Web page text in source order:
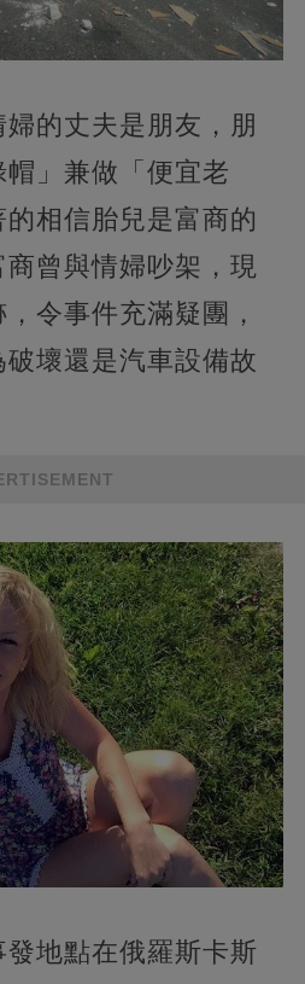
的丈夫是朋友，朋
」兼做「便宜老
相信胎兒是富商的
曾與情婦吵架，現
令事件充滿疑團，
壞還是汽車設備故
地點在俄羅斯卡斯